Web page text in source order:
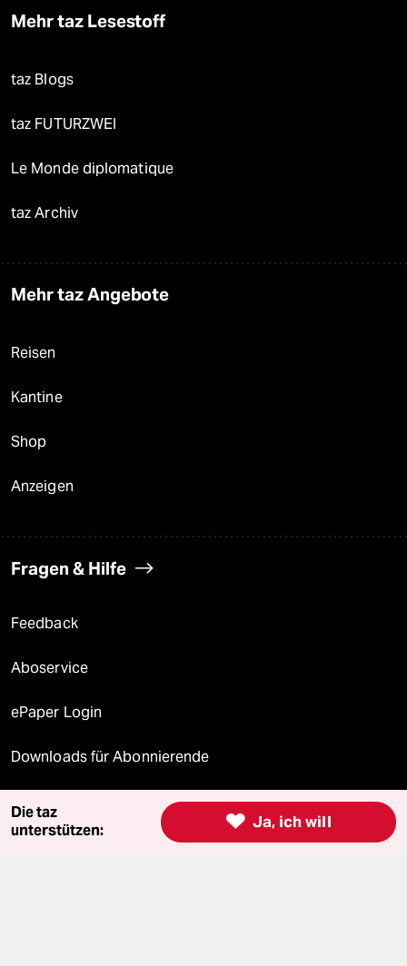
Mehr taz Lesestoff
taz Blogs
taz FUTURZWEI
Le Monde diplomatique
taz Archiv
Mehr taz Angebote
Reisen
Kantine
Shop
Anzeigen
Fragen & Hilfe
Feedback
Aboservice
ePaper Login
Downloads für Abonnierende
© 2026 taz Verlags und Vertriebs GmbH
 Ja, ich will
Die taz
unterstützen: